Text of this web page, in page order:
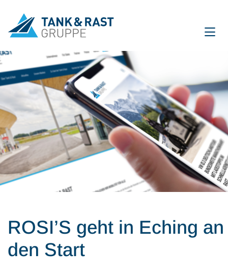
International
Unternehmen
Für Gäste
Partner
Alle Artikel
Mobilität & Verkehr
Karriere
ROSI’S geht in Eching an
den Start